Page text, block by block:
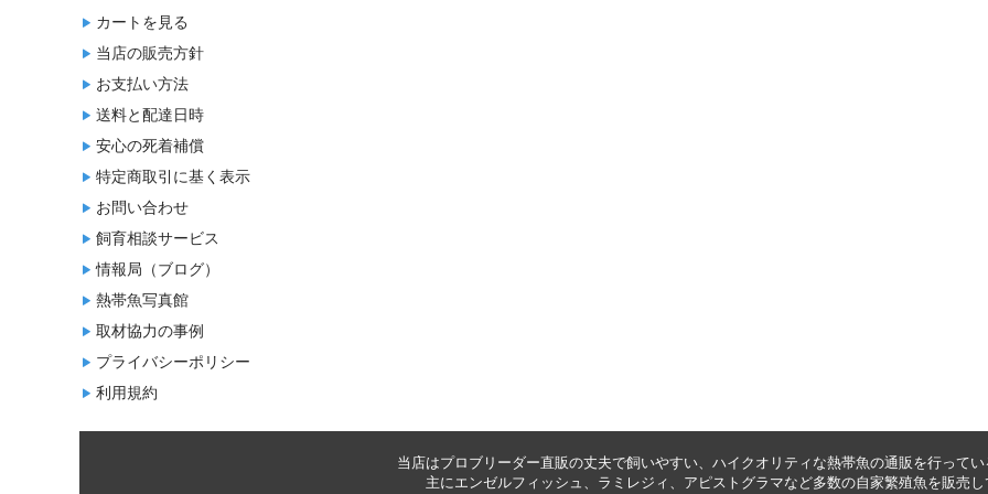
カートを見る
当店の販売方針
お支払い方法
送料と配達日時
安心の死着補償
特定商取引に基く表示
お問い合わせ
飼育相談サービス
情報局（ブログ）
熱帯魚写真館
取材協力の事例
プライバシーポリシー
利用規約
当店はプロブリーダー直販の丈夫で飼いやすい、ハイクオリティな熱帯魚の通販 を行ってい
主にエンゼルフィッシュ 、 ラミレジィ 、 アピストグラマなど多数の自家繁殖魚を販売 し